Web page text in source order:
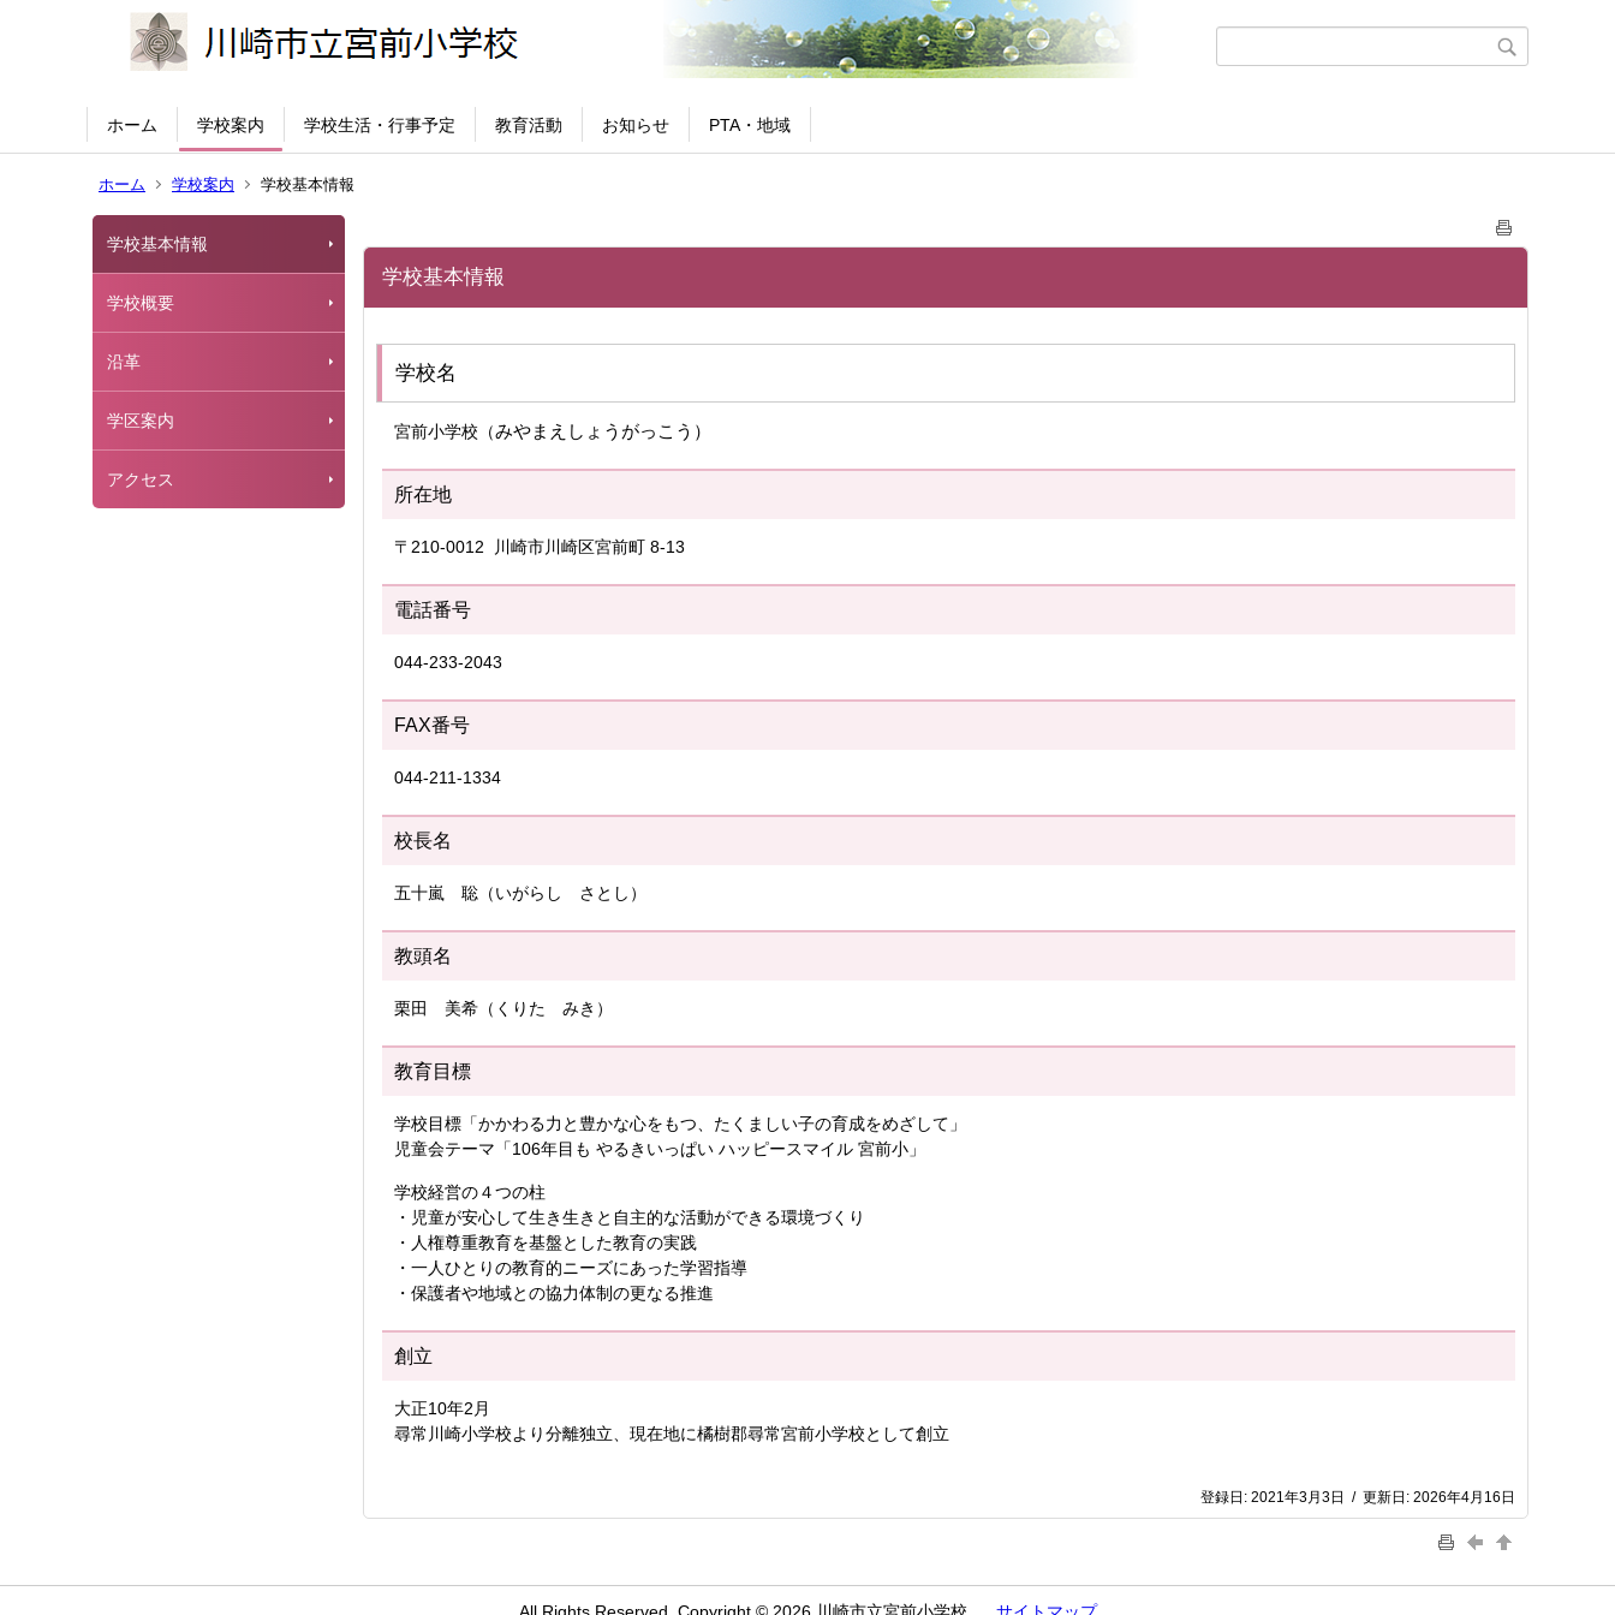
ホーム 学校案内 学校生活・行事予定 教育活動 お知らせ PTA・地域
ホーム 学校案内 学校基本情報
学校基本情報
学校概要
沿革
学区案内
アクセス
学校基本情報
学校名
宮前小学校（みやまえしょうがっこう）
所在地
〒210-0012 川崎市川崎区宮前町 8-13
電話番号
044-233-2043
FAX番号
044-211-1334
校長名
五十嵐 聡（いがらし さとし）
教頭名
栗田 美希（くりた みき）
教育目標
学校目標「かかわる力と豊かな心をもつ、たくましい子の育成をめざして」
児童会テーマ「106年目も やるきいっぱい ハッピースマイル 宮前小」
学校経営の４つの柱
・児童が安心して生き生きと自主的な活動ができる環境づくり
・人権尊重教育を基盤とした教育の実践
・一人ひとりの教育的ニーズにあった学習指導
・保護者や地域との協力体制の更なる推進
創立
大正10年2月
尋常川崎小学校より分離独立、現在地に橘樹郡尋常宮前小学校として創立
登録日: 2021年3月3日 / 更新日: 2026年4月16日